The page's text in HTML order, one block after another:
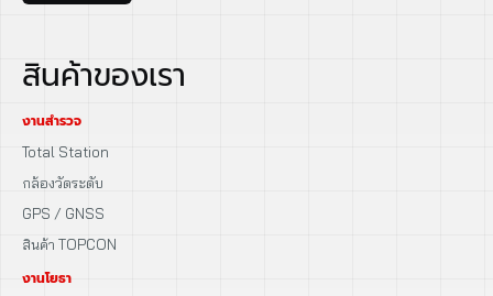
สินค้าของเรา
งานสำรวจ
Total Station
กล้องวัดระดับ
GPS / GNSS
สินค้า TOPCON
งานโยธา